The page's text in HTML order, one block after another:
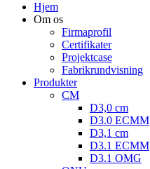
Hjem
Om os
Firmaprofil
Certifikater
Projektcase
Fabrikrundvisning
Produkter
CM
D3,0 cm
D3.0 ECMM
D3,1 cm
D3.1 ECMM
D3.1 OMG